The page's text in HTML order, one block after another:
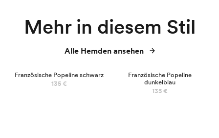
Mehr in diesem Stil
Alle Hemden ansehen
Französische Popeline schwarz
135 €
Französische Popeline
dunkelblau
135 €